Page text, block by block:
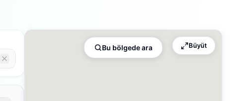
Bu bölgede ara Büyüt